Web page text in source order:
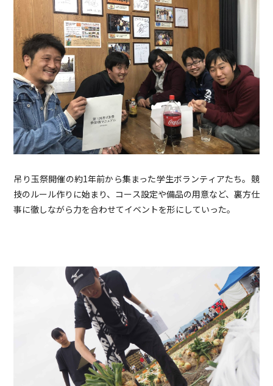
吊り玉祭開催の約1年前から集まった学生ボランティアたち。競
技のルール作りに始まり、コース設定や備品の用意など、裏方仕
事に徹しながら力を合わせてイベントを形にしていった。